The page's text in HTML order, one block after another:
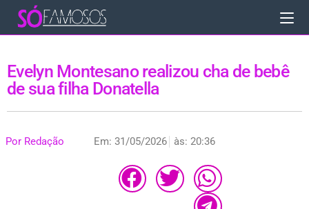
Evelyn Montesano realizou cha de bebê
de sua filha Donatella
Por Redação Em: 31/05/2026 às: 20:36